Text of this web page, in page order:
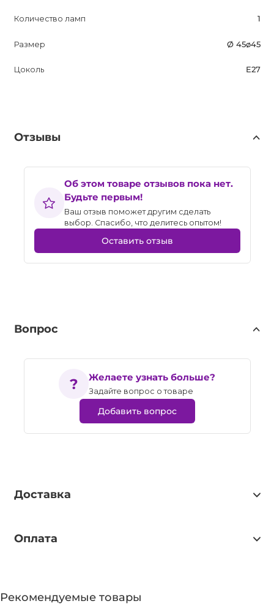
Количество ламп 1
Размер Ø 45ø45
Цоколь E27
Отзывы
Об этом товаре отзывов пока нет.
Будьте первым!
Ваш отзыв поможет другим сделать
выбор. Спасибо, что делитесь опытом!
Оставить отзыв
Вопрос
Желаете узнать больше?
Задайте вопрос о товаре
Добавить вопрос
Доставка
Оплата
Рекомендуемые товары